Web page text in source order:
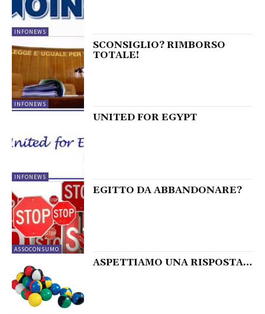
INFONEWS
INFONEWS
SCONSIGLIO? RIMBORSO
TOTALE!
INFONEWS
UNITED FOR EGYPT
ASSOCONSUMO
EGITTO DA ABBANDONARE?
ASPETTIAMO UNA RISPOSTA…